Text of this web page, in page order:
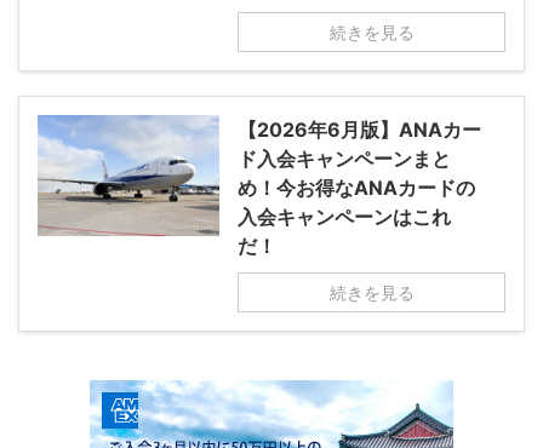
続きを見る
【2026年6月版】ANAカー
ド入会キャンペーンまと
め！今お得なANAカードの
入会キャンペーンはこれ
だ！
続きを見る